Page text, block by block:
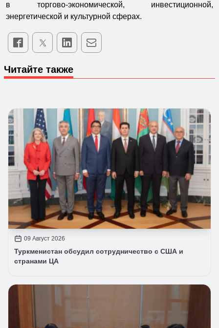
в торгово-экономической, инвестиционной,
энергетической и культурной сферах.
Читайте также
09 Август 2026
Туркменистан обсудил сотрудничество с США и
странами ЦА